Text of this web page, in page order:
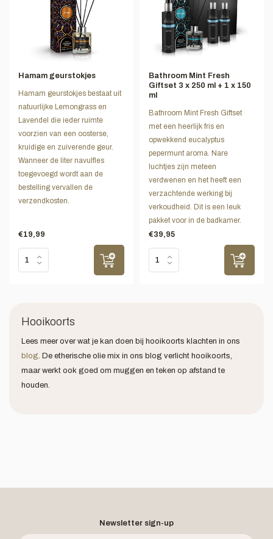
Hamam geurstokjes
Hamam geurstokjes bestaat uit
natuurlijke Lemongrass en
Lavendel die ieder ruimte
voorzien van een oosterse,
kruidige en zuiverende geur.
Wanneer de liter navulfles
toegevoegd wordt aan de
bestelling vervallen de
verzendkosten.
€19,99
Bathroom Mint Fresh
Giftset 3 x 250 ml + 1 x 150
ml
Bathroom Mint Fresh Giftset
met een heerlijk fris en
opwekkend eucalyptus
pepermunt aroma. Nare
luchtjes zijn meteen
verdwenen en het heeft een
verzachtende werking bij
verkoudheid. Dit is een leuk
pakket voor in de badkamer.
€39,95
Hooikoorts
Lees meer over wat je kan doen bij hooikoorts klachten in ons
blog. De etherische olie mix in ons blog verlicht hooikoorts,
maar werkt ook goed om muggen en teken op afstand te
houden.
Newsletter sign-up